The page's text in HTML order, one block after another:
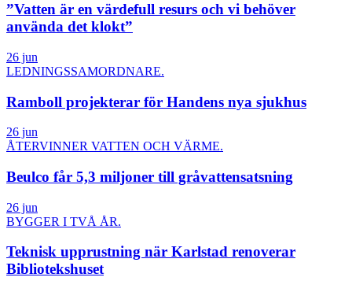
”Vatten är en värdefull resurs och vi behöver
använda det klokt”
26 jun
LEDNINGSSAMORDNARE.
Ramboll projekterar för Handens nya sjukhus
26 jun
ÅTERVINNER VATTEN OCH VÄRME.
Beulco får 5,3 miljoner till gråvattensatsning
26 jun
BYGGER I TVÅ ÅR.
Teknisk upprustning när Karlstad renoverar
Bibliotekshuset